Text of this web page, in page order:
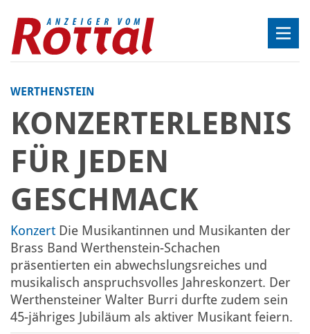
WERTHENSTEIN
KONZERTERLEBNIS
FÜR JEDEN
GESCHMACK
Konzert Die Musikantinnen und Musikanten der
Brass Band Werthenstein-Schachen
präsentierten ein abwechslungsreiches und
musikalisch anspruchsvolles Jahreskonzert. Der
Werthensteiner Walter Burri durfte zudem sein
45-jähriges Jubiläum als aktiver Musikant feiern.